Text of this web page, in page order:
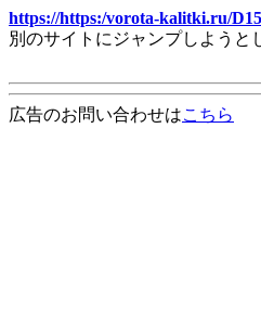
https://https:/vorota-kalitki.ru/
別のサイトにジャンプしよう
広告のお問い合わせはこちら